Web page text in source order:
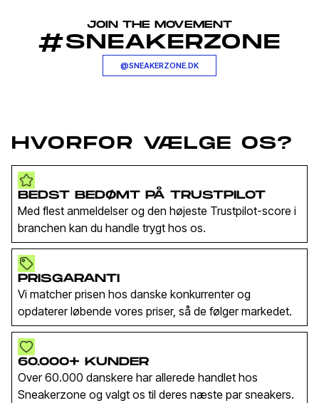
JOIN THE MOVEMENT
#SNEAKERZONE
@SNEAKERZONE.DK
HVORFOR VÆLGE OS?
BEDST BEDØMT PÅ TRUSTPILOT
Med flest anmeldelser og den højeste Trustpilot-score i
branchen kan du handle trygt hos os.
PRISGARANTI
Vi matcher prisen hos danske konkurrenter og
opdaterer løbende vores priser, så de følger markedet.
60.000+ KUNDER
Over 60.000 danskere har allerede handlet hos
Sneakerzone og valgt os til deres næste par sneakers.